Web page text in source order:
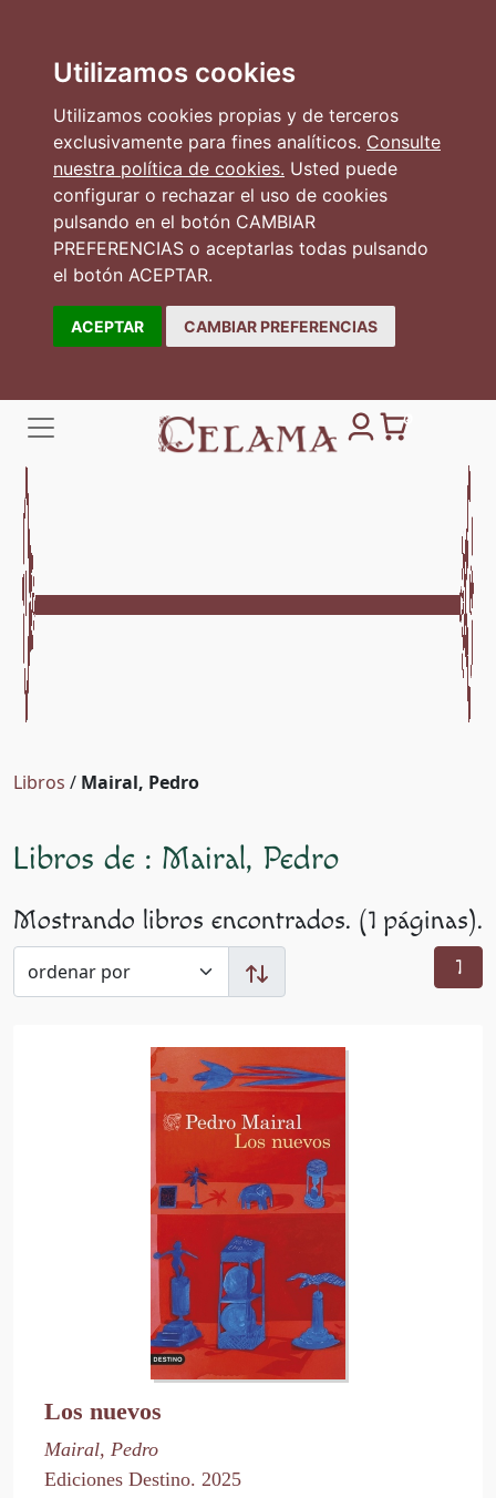
Utilizamos cookies
Utilizamos cookies propias y de terceros
exclusivamente para fines analíticos. Consulte
nuestra política de cookies. Usted puede
configurar o rechazar el uso de cookies
pulsando en el botón CAMBIAR
PREFERENCIAS o aceptarlas todas pulsando
el botón ACEPTAR.
ACEPTAR CAMBIAR PREFERENCIAS
0
Libros / Mairal, Pedro
Libros de : Mairal, Pedro
Mostrando libros encontrados. (1 páginas).
1
Los nuevos
Mairal, Pedro
Ediciones Destino. 2025